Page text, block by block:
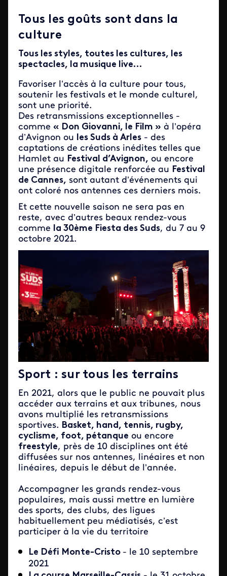
Tous les goûts sont dans la
culture
Tous les styles, toutes les cultures, les
spectacles, la musique live…
Favoriser l’accès à la culture pour tous,
soutenir les festivals et le monde culturel,
sont une priorité.
Des retransmissions exceptionnelles -
comme « Don Giovanni, le Film » à l’opéra
d’Avignon ou
les Suds à Arles - des
captations de créations inédites telles que
Hamlet au Festival d’Avignon, ou encore
une présence digitale renforcée au Festival
de Cannes, sont autant d’événements qui
ont coloré nos antennes ces derniers mois.
Et cette nouvelle saison ne sera pas en
reste, avec d’autres beaux rendez-vous
comme
la 30ème Fiesta des Suds, du 7 au 9
octobre 2021.
Sport : sur tous les terrains
En 2021, alors que le public ne pouvait plus
accéder aux terrains et aux tribunes, nous
avons multiplié les retransmissions
sportives. Basket, hand, tennis, rugby,
cyclisme, foot, pétanque ou encore
freestyle, près de 10 disciplines ont été
diffusées sur nos antennes, linéaires et non
linéaires, depuis le début de l’année.
Accompagner les grands rendez-vous
populaires, mais aussi mettre en lumière
des sports, des clubs, des ligues
habituellement peu médiatisés, c’est
participer à la vie du territoire
Le Défi Monte-Cristo - le 10 septembre
2021